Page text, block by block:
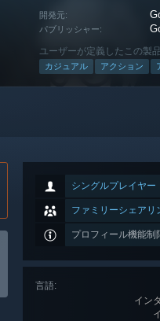
開発元:
パブリッシャー:
ユーザーが定義したこの製
カジュアル アクション
シングルプレイヤー
ファミリーシェアリ
プロフィール機能制
言語:
イン